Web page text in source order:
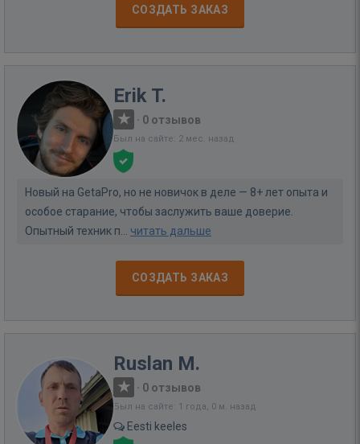
СОЗДАТЬ ЗАКАЗ
Erik T.
· 0 отзывов
Был на сайте: 2 мес. назад
Новый на GetaPro, но не новичок в деле — 8+ лет опыта и
особое старание, чтобы заслужить ваше доверие.
Опытный техник п... читать дальше
СОЗДАТЬ ЗАКАЗ
Ruslan M.
· 0 отзывов
Был на сайте: 1 года, 0 м. назад
Eesti keeles